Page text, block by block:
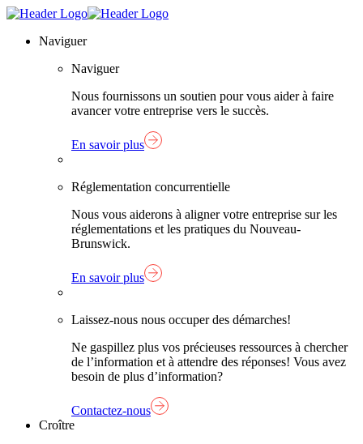
Skip
content
Lien
Naviguer
Naviguer
Nous fournissons un soutien pour vous aider à faire
avancer votre entreprise vers le succès.
En savoir plus
Réglementation concurrentielle
Nous vous aiderons à aligner votre entreprise sur les
réglementations et les pratiques du Nouveau-
Brunswick.
En savoir plus
Laissez-nous nous occuper des démarches!
Ne gaspillez plus vos précieuses ressources à chercher
de l’information et à attendre des réponses! Vous avez
besoin de plus d’information?
Contactez-nous
Croître